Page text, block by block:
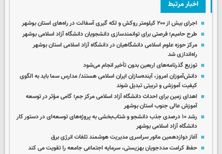
اخبار مرتبط
اجرای بیش از ۲۰۰ کیلومتر روکش و لکه گیری آسفالت در راه‌های استان بوشهر
طرح حامیم؛ فرصتی برای توانمندسازی دانشجویان دانشگاه آزاد اسلامی بوشهر
مرکز حوزه علوم اسلامی دانشگاهیان در دانشگاه آزاد اسلامی استان بوشهر
راه‌اندازی شد
توزیع گذرنامه‌های اربعین بدون تأخیر انجام می‌شود
دانش‌آموزان امروز، آینده‌سازان ایران اسلامی هستند/ مدارس سما باید به الگوی
کیفیت آموزشی و تربیتی تبدیل شوند
اهدای زمین برای احداث دانشگاه آزاد اسلامی مرکز جم؛ گامی مؤثر در توسعه
آموزش عالی جنوب استان بوشهر
رشد ۱۰ درصدی جذب دانشجو و شتاب‌بخشی به پروژه‌های توسعه‌ای در دستور کار
دانشگاه آزاد اسلامی بوشهر
آغاز دوازدهمین مانور سراسری مدیریت هوشمند تلفات انرژی برق
حفظ کرامت مددجویان بهزیستی، سرمایه اجتماعی جامعه را تقویت می‌ کند